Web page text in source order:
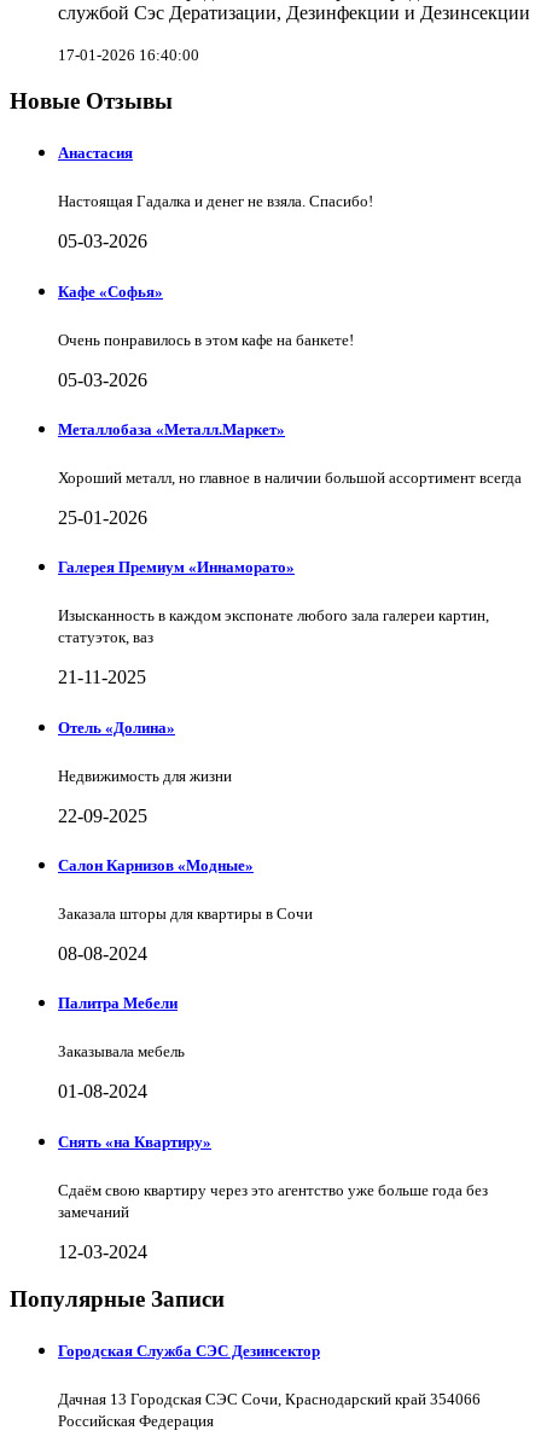
службой Сэс Дератизации, Дезинфекции и Дезинсекции
17-01-2026 16:40:00
Новые Отзывы
Анастасия
Настоящая Гадалка и денег не взяла. Спасибо!
05-03-2026
Кафе «Софья»
Очень понравилось в этом кафе на банкете!
05-03-2026
Металлобаза «Металл.Маркет»
Хороший металл, но главное в наличии большой ассортимент всегда
25-01-2026
Галерея Премиум «Иннаморато»
Изысканность в каждом экспонате любого зала галереи картин,
статуэток, ваз
21-11-2025
Отель «Долина»
Недвижимость для жизни
22-09-2025
Салон Карнизов «Модные»
Заказала шторы для квартиры в Сочи
08-08-2024
Палитра Мебели
Заказывала мебель
01-08-2024
Снять «на Квартиру»
Сдаём свою квартиру через это агентство уже больше года без
замечаний
12-03-2024
Популярные Записи
Городская Служба СЭС Дезинсектор
Дачная 13 Городская СЭС Сочи, Краснодарский край 354066
Российская Федерация